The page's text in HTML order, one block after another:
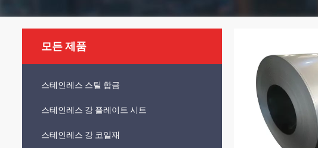
모든 제품
스테인레스 스틸 합금
스테인레스 강 플레이트 시트
스테인레스 강 코일재